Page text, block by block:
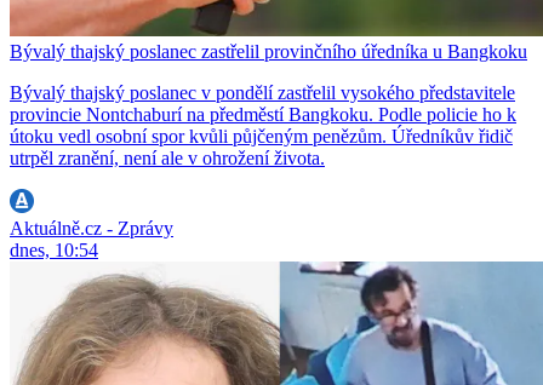
Bývalý thajský poslanec zastřelil provinčního úředníka u Bangkoku
Bývalý thajský poslanec v pondělí zastřelil vysokého představitele
provincie Nontchaburí na předměstí Bangkoku. Podle policie ho k
útoku vedl osobní spor kvůli půjčeným penězům. Úředníkův řidič
utrpěl zranění, není ale v ohrožení života.
Aktuálně.cz - Zprávy
dnes, 10:54